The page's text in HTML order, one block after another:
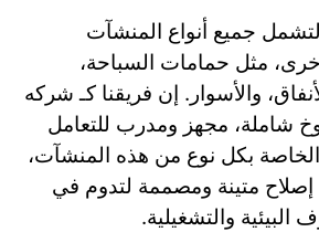
لتشمل جميع أنواع المنشآت
مثل حمامات السباحة،
والأسوار. إن فريقنا كـ شركه
شاملة، مجهز ومدرب للتعامل
بكل نوع من هذه المنشآت،
متينة ومصممة لتدوم في
والتشغيلية.